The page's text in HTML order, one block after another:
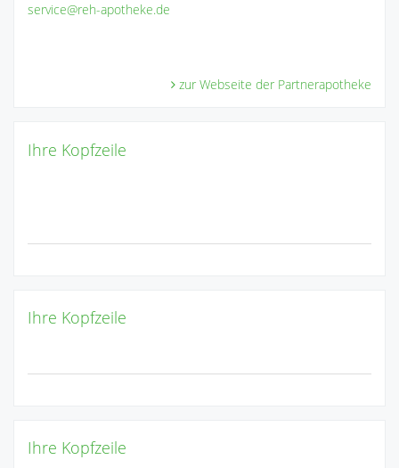
service@reh-apotheke.de
zur Webseite der Partnerapotheke
Ihre Kopfzeile
Ihre Kopfzeile
Ihre Kopfzeile